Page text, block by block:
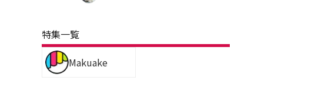
特集一覧
Makuake